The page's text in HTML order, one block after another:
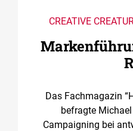
CREATIVE
Das Fachmagazin
befragte
Campaigning bei